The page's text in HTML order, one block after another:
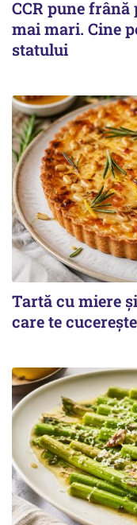
CCR pune
mai mari. Cine
statului
Tartă cu miere
care te